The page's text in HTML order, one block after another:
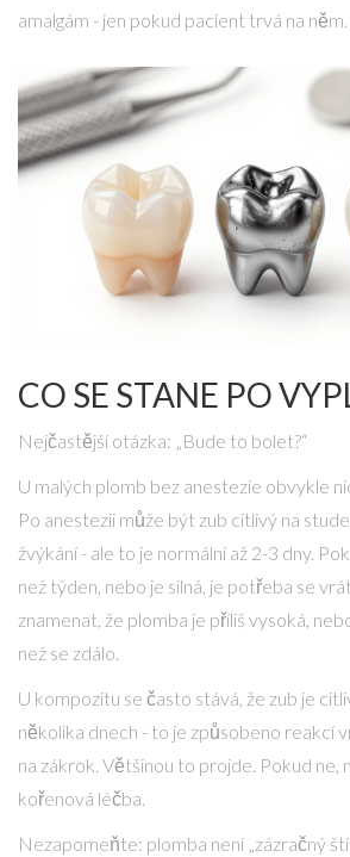
amalgám - jen pokud pacient trvá na něm.
CO SE STANE PO
Nejčastější otázka: „Bude to bolet?“
U malých plomb bez anestezie obvykle
Po anestezii může být zub citlivý na
žvýkání - ale to je normální až 2-3 dny.
než týden, nebo je silná, je potřeba se
znamenat, že plomba je příliš vysoká,
než se zdálo.
U kompozitu se často stává, že zub je
několika dnech - to je způsobeno reakcí
na zákrok. Většinou to projde. Pokud ne,
kořenová léčba.
Nezapomeňte: plomba není „zázračný